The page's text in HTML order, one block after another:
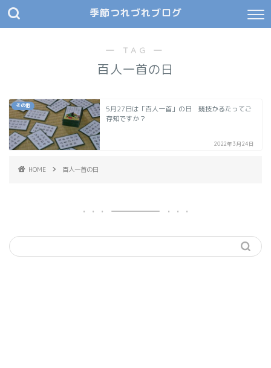
季節つれづれブログ
― TAG ―
百人一首の日
その他
5月27日は「百人一首」の日 競技かるたってご
存知ですか？
2022年3月24日
HOME 百人一首の日